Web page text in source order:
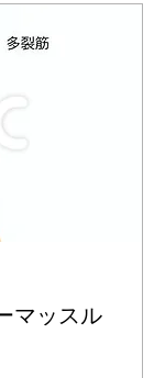
した
使え
代償
さ
Ｏ
張
マッスル